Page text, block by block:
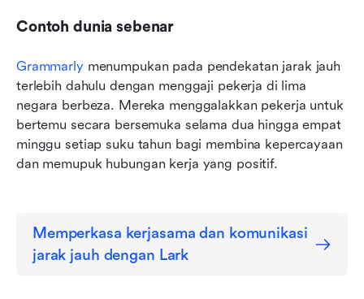
Contoh dunia sebenar
Grammarly menumpukan pada pendekatan jarak jauh
terlebih dahulu dengan menggaji pekerja di lima
negara berbeza. Mereka menggalakkan pekerja untuk
bertemu secara bersemuka selama dua hingga empat
minggu setiap suku tahun bagi membina kepercayaan
dan memupuk hubungan kerja yang positif.
Memperkasa kerjasama dan komunikasi
jarak jauh dengan Lark